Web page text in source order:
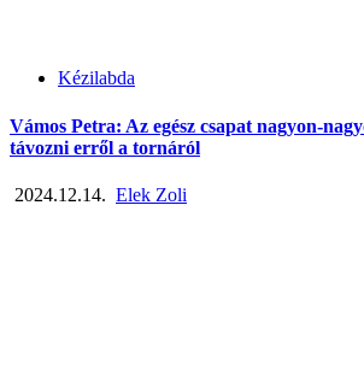
Kézilabda
Vámos Petra: Az egész csapat nagyon-
távozni erről a tornáról
2024.12.14. Elek Zoli